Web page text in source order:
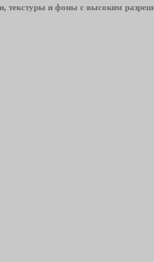
текстуры и фоны с высоким